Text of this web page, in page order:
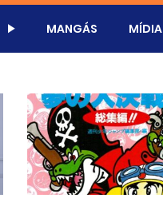
MANGÁS MÍDIA